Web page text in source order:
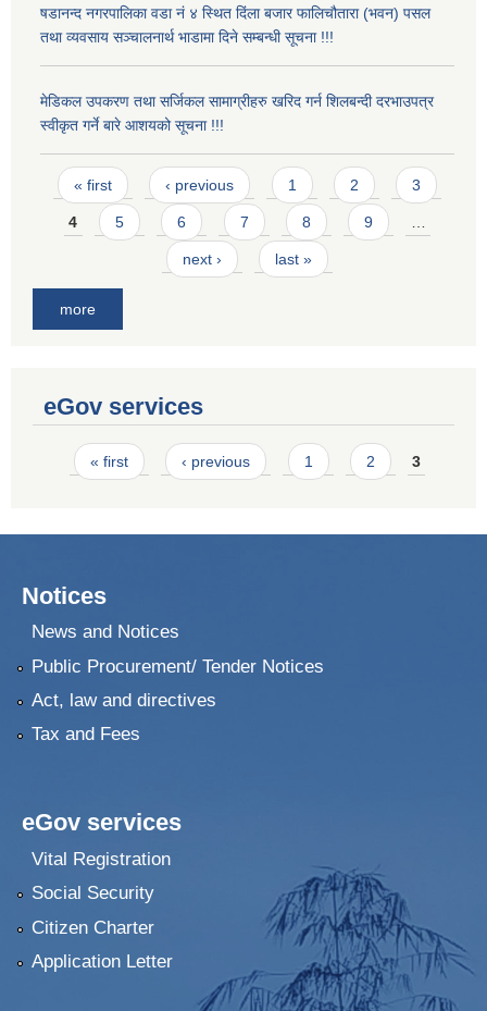
षडानन्द नगरपालिका वडा नं ४ स्थित दिंला बजार फालिचौतारा (भवन) पसल
तथा व्यवसाय सञ्चालनार्थ भाडामा दिने सम्बन्धी सूचना !!!
मेडिकल उपकरण तथा सर्जिकल सामाग्रीहरु खरिद गर्न शिलबन्दी दरभाउपत्र
स्वीकृत गर्ने बारे आशयको सूचना !!!
Pages
« first ‹ previous 1 2 3
4 5 6 7 8 9
next › last »
more
eGov services
Pages
« first ‹ previous 1 2 3
Notices
News and Notices
Public Procurement/ Tender Notices
Act, law and directives
Tax and Fees
eGov services
Vital Registration
Social Security
Citizen Charter
Application Letter